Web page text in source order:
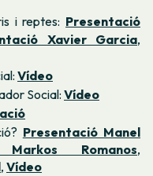
i reptes: Presentació
Xavier Garcia,
Vídeo
Social: Vídeo
Presentació Manel
Markos Romanos,
, Vídeo